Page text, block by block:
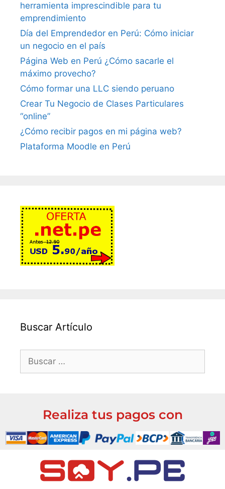
herramienta imprescindible para tu
emprendimiento
Día del Emprendedor en Perú: Cómo iniciar
un negocio en el país
Página Web en Perú ¿Cómo sacarle el
máximo provecho?
Cómo formar una LLC siendo peruano
Crear Tu Negocio de Clases Particulares
“online”
¿Cómo recibir pagos en mi página web?
Plataforma Moodle en Perú
Buscar Artículo
Realiza tus pagos con